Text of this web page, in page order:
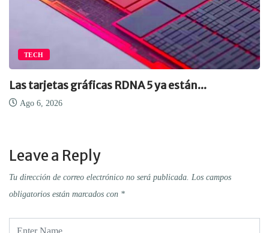
TECH
Las tarjetas gráficas RDNA 5 ya están...
Ago 6, 2026
Leave a Reply
Tu dirección de correo electrónico no será publicada. Los campos
obligatorios están marcados con *